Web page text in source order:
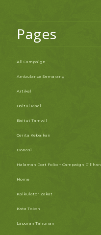
Pages
All Campaign
Ambulance Semarang
Artikel
Baitul Maal
Baitut Tamwil
Cerita Kebaikan
Donasi
Halaman Port Folio + Campaign Pilihan
Home
Kalkulator Zakat
Kata Tokoh
Laporan Tahunan